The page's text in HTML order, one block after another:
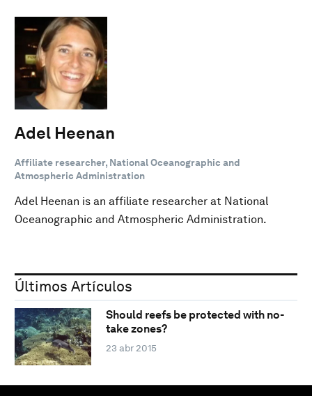
Adel Heenan
Affiliate researcher, National Oceanographic and
Atmospheric Administration
Adel Heenan is an affiliate researcher at National
Oceanographic and Atmospheric Administration.
Últimos Artículos
Should reefs be protected with no-
take zones?
23 abr 2015